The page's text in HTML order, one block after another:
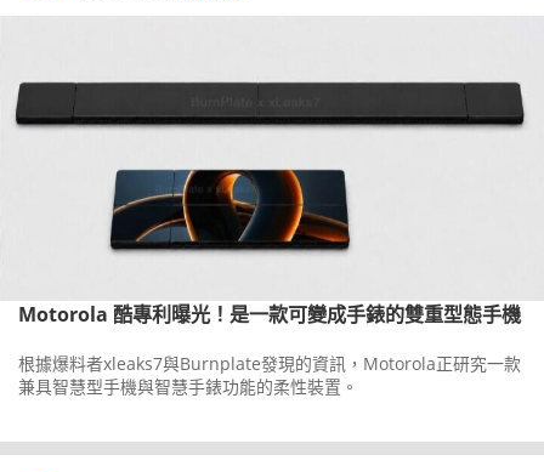
Motorola 酷專利曝光！是一款可變成手錶的雙重型態手機
根據爆料者xleaks7與Burnplate發現的資訊，Motorola正研究一款
兼具智慧型手機與智慧手錶功能的柔性裝置。